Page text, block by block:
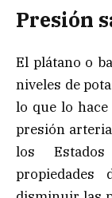
Presión
El plátano o
niveles de
lo que lo
presión
los